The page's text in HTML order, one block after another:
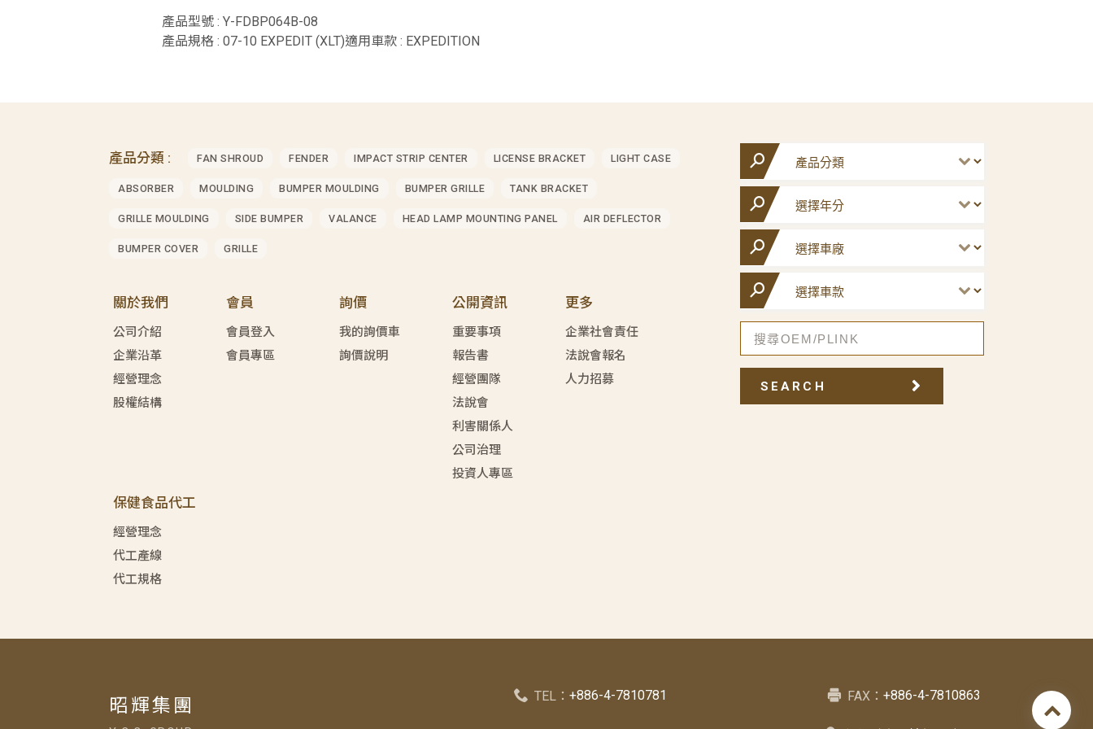
產品型號 : Y-FDBP064B-08
產品規格 : 07-10 EXPEDIT (XLT)適用車款 : EXPEDITION
產品分類 : FAN SHROUD FENDER IMPACT STRIP CENTER LICENSE BRACKET LIGHT CASE
ABSORBER MOULDING BUMPER MOULDING BUMPER GRILLE TANK BRACKET
GRILLE MOULDING SIDE BUMPER VALANCE HEAD LAMP MOUNTING PANEL AIR DEFLECTOR
BUMPER COVER GRILLE
關於我們
公司介紹
企業沿革
經營理念
股權結構
會員
會員登入
會員專區
詢價
我的詢價車
詢價說明
公開資訊
重要事項
報告書
經營團隊
法說會
利害關係人
公司治理
投資人專區
更多
企業社會責任
法說會報名
人力招募
保健食品代工
經營理念
代工產線
代工規格
SEARCH
昭輝集團 TEL： +886-4-7810781 FAX：+886-4-7810863